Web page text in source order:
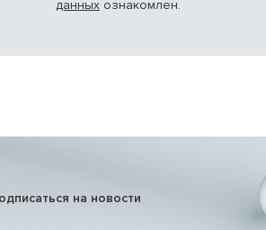
данных ознакомлен.
на новости